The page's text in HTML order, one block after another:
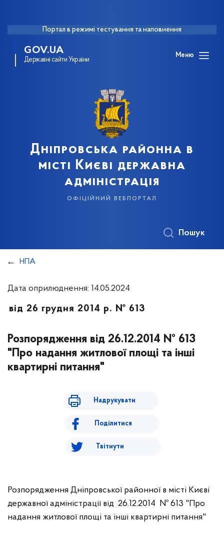
Портал в режимі тестування та наповнення
GOV.UA
Державні сайти України
Меню
Дніпровська районна в
місті Києві державна
адміністрація
офіційний вебпортал
Пошук
НПА
Дата оприлюднення: 14.05.2024
від 26 грудня 2014 р. № 613
Розпорядження від 26.12.2014 № 613
"Про надання житлової площі та інші
квартирні питання"
Надрукувати
Поділитися
Твітнути
Розпорядження Дніпровської районної в місті Києві
державної адміністрації від 26.12.2014 № 613 "Про
надання житлової площі та інші квартирні питання"